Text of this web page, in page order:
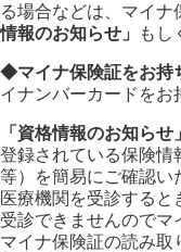
る場合などは、マイナ
情報のお知らせ」
もし
◆マイナ保険証をお持
イナンバーカードをお
「資格情報のお知らせ」
登録されている保険
等）を簡易にご確認い
医療機関を受診する
受診できませんのでマ
マイナ保険証の読み取